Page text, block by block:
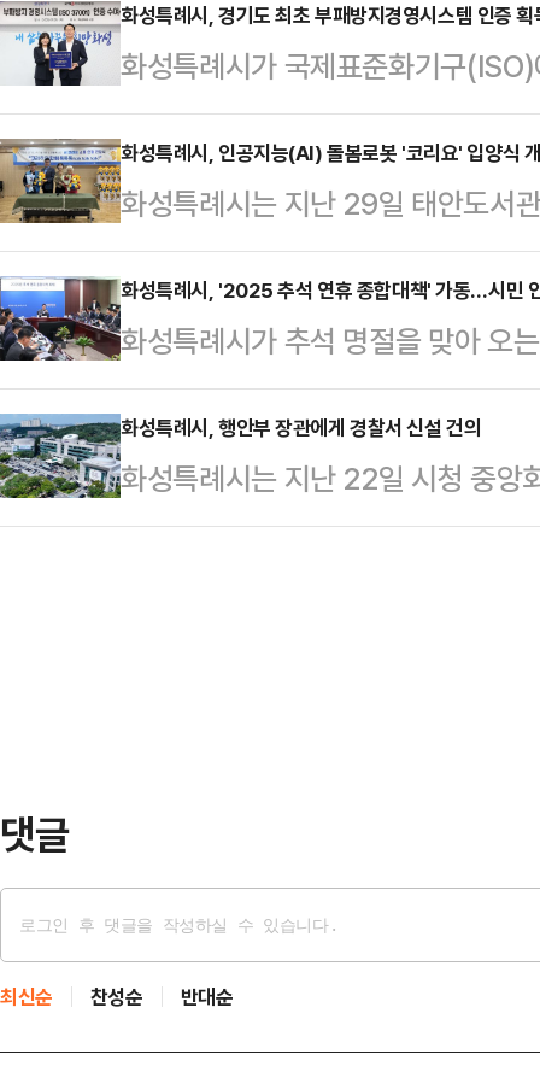
룸에서 열린 시상식에서는 정명근
등이 참석한 가운데, 사전 환담, 우
발표 등이 진행됐다.이번 수상으
2023년‧2024년 특별상에 이어
상에서 수상하는 쾌거를 이뤘다.고
출 정책을 발굴해 …
화성특례시, 경기도 최초 부패방지경영시스템 인증 획
화성특례시가 국제표준화기구
(ISO37001) 인증을 획득했다.이는
일한 사례로, 시정 전반에 걸친 청
점에서 의미가 크다. 전국의 지방정
가 까다롭고 검증 과정도 엄격해 경
를 거뒀다.부패방지경영시스템
사전에 식별하고 이를 예방·개선하
하는 국제 표준 인증제도다.국제…
화성특례시, 인공지능(AI) 돌봄로봇 '코리요' 입양식
화성특례시는 지난 29일 태안도서
양식'을 개최했다고 30일 밝혔다.
티(ChatGPT)가 탑재된 화성특례
△양방향 음성 대화 △복약·식사
동 안내 △콘텐츠 재생 등의 돌봄
화를 분석해 이상 징후가 발견될 경
3일 이상 로봇과 대화하지 않거나
관에 연락…
화성특례시, '2025 추석 연휴 종합대책' 가동…시민
화성특례시가 추석 명절을 맞아
추석 연휴 종합대책'을 추진한다고
정명근 화성특례시장을 주재로 실
연휴 종합대책 회의를 열고 재난 대
합대책 전반을 점검했다.시는 연휴
화성특례시, 행안부 장관에게 경찰서 신설 건의
화성특례시는 지난 22일 시청 중앙
담을 갖고 경찰서 신설을 건의했
댓글
최신순 찬성순 반대순